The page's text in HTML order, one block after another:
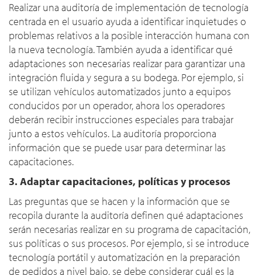
Realizar una auditoría de implementación de tecnología
centrada en el usuario ayuda a identificar inquietudes o
problemas relativos a la posible interacción humana con
la nueva tecnología. También ayuda a identificar qué
adaptaciones son necesarias realizar para garantizar una
integración fluida y segura a su bodega. Por ejemplo, si
se utilizan vehículos automatizados junto a equipos
conducidos por un operador, ahora los operadores
deberán recibir instrucciones especiales para trabajar
junto a estos vehículos. La auditoría proporciona
información que se puede usar para determinar las
capacitaciones.
3. Adaptar capacitaciones, políticas y procesos
Las preguntas que se hacen y la información que se
recopila durante la auditoría definen qué adaptaciones
serán necesarias realizar en su programa de capacitación,
sus políticas o sus procesos. Por ejemplo, si se introduce
tecnología portátil y automatización en la preparación
de pedidos a nivel bajo, se debe considerar cuál es la